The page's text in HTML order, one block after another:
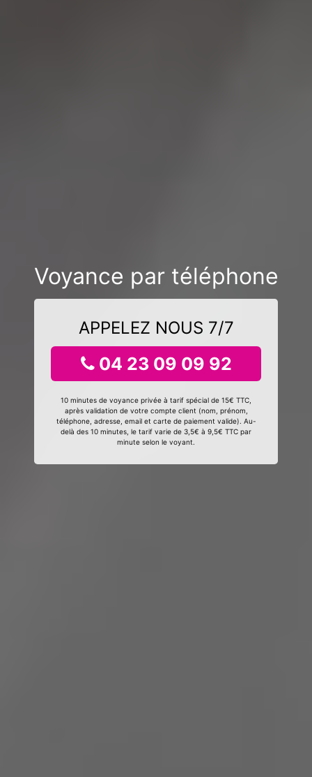
Voyance par téléphone
APPELEZ NOUS 7/7
04 23 09 09 92
10 minutes de voyance privée à tarif spécial de 15€ TTC,
après validation de votre compte client (nom, prénom,
téléphone, adresse, email et carte de paiement valide). Au-
delà des 10 minutes, le tarif varie de 3,5€ à 9,5€ TTC par
minute selon le voyant.